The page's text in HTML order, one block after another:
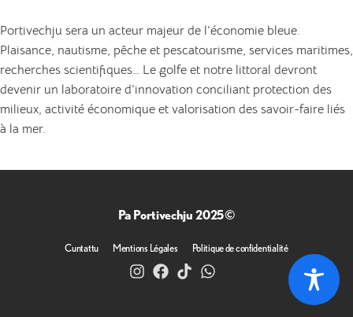
Portivechju sera un acteur majeur de l’économie bleue.
Plaisance, nautisme, pêche et pescatourisme, services maritimes,
recherches scientifiques… Le golfe et notre littoral devront
devenir un laboratoire d’innovation conciliant protection des
milieux, activité économique et valorisation des savoir-faire liés
à la mer.
Pa Portivechju 2025©
Cuntattu Mentions Légales Politique de confidentialité